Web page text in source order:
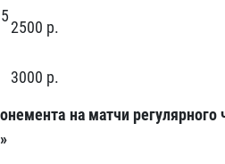
2500 р.
3000 р.
на матчи